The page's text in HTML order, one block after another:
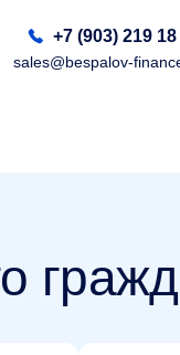
sales@bespalov-
+7 (903) 219 18